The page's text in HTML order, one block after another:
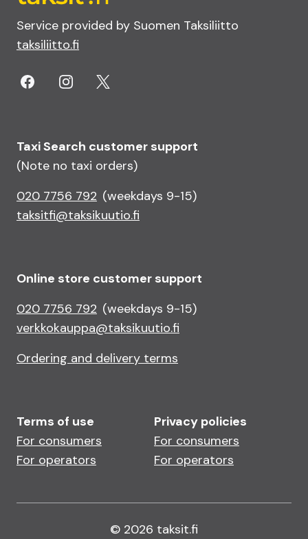
Service provided by Suomen Taksiliitto
taksiliitto.fi
Taxi Search customer support
(Note no taxi orders)
020 7756 792 (weekdays 9-15)
taksitfi@taksikuutio.fi
Online store customer support
020 7756 792 (weekdays 9-15)
verkkokauppa@taksikuutio.fi
Ordering and delivery terms
Terms of use
For consumers
For operators
Privacy policies
For consumers
For operators
© 2026 taksit.fi